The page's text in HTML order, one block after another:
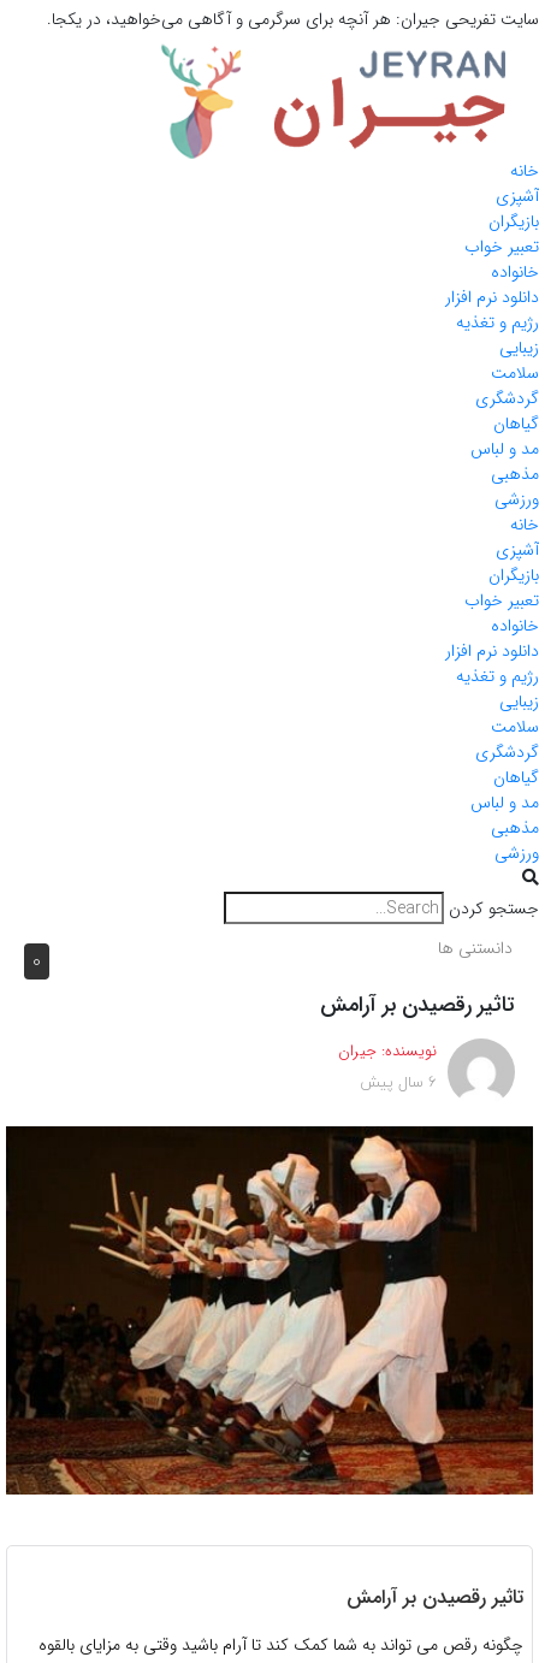
سایت تفریحی جیران: هر آنچه برای سرگرمی و آگاهی می‌خواهید، در یکجا.
خانه
آشپزی
بازیگران
تعبیر خواب
خانواده
دانلود نرم افزار
رژیم و تغذیه
زیبایی
سلامت
گردشگری
گیاهان
مد و لباس
مذهبی
ورزشی
خانه
آشپزی
بازیگران
تعبیر خواب
خانواده
دانلود نرم افزار
رژیم و تغذیه
زیبایی
سلامت
گردشگری
گیاهان
مد و لباس
مذهبی
ورزشی
جستجو کردن
0 دانستنی ها
تاثیر رقصیدن بر آرامش
نویسنده: جیران
6 سال پیش
تاثیر رقصیدن بر آرامش
چگونه رقص می تواند به شما کمک کند تا آرام باشید وقتی به مزایای بالقوه